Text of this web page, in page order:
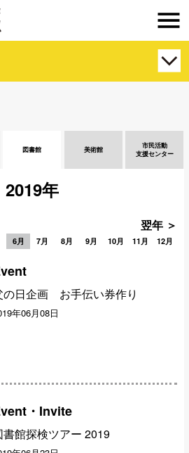
図書館 美術館
市民活動
支援センター
2019年
翌年 ＞
6月 7月 8月 9月 10月 11月 12月
の日企画 お手伝い券作り
年06月08日
・Invite
書館探検ツアー 2019